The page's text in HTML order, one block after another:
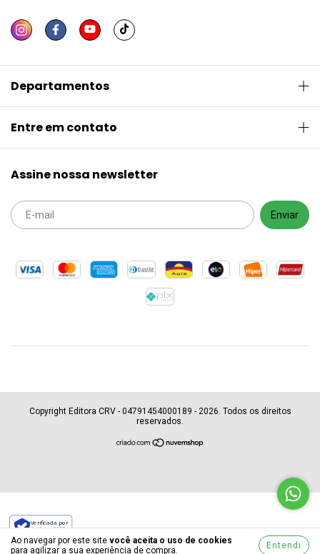
Ao navegar por este site você aceita o uso de cookies
para agilizar a sua experiência de compra.
Entendi
Departamentos
Entre em contato
Assine nossa newsletter
Verificada por
Copyright Editora CRV - 04791454000189 - 2026. Todos os direitos
reservados.